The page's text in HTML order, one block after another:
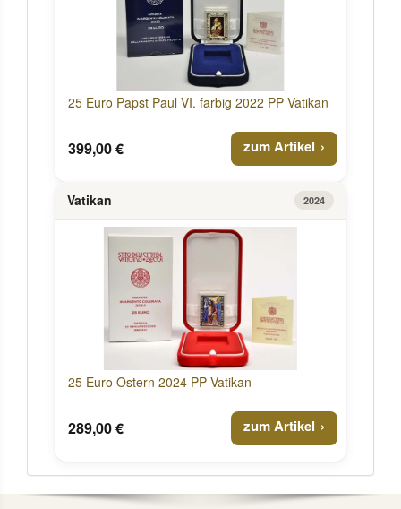
25 Euro Papst Paul VI. farbig 2022 PP Vatikan
399,00 € zum Artikel
Vatikan 2024
25 Euro Ostern 2024 PP Vatikan
289,00 € zum Artikel